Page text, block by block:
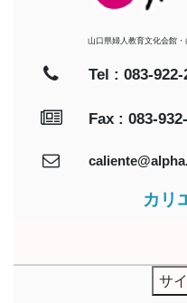
山口県婦人教育文化会館
Tel : 083-922-
Fax : 083-
カリ